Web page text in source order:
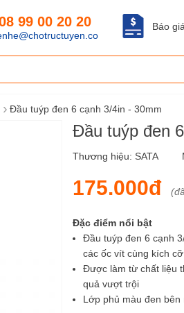
Báo giá
99 00 20 20
› Đầu tuýp đen 6 cạnh 3/4in - 30mm
Đầu tuýp đen
Thương hiệu: SATA
175.000đ
Đặc điểm nổi bật
Đầu tuýp đen 6 cạnh
các ốc vít cùng kích
Được làm từ chất liệu
quả vượt trội
Lớp phủ màu đen